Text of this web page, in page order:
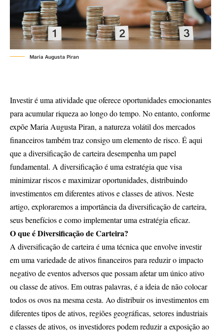
Maria Augusta Piran
Investir é uma atividade que oferece oportunidades emocionantes
para acumular riqueza ao longo do tempo. No entanto, conforme
expõe Maria Augusta Piran, a natureza volátil dos mercados
financeiros também traz consigo um elemento de risco. É aqui
que a diversificação de carteira desempenha um papel
fundamental. A diversificação é uma estratégia que visa
minimizar riscos e maximizar oportunidades, distribuindo
investimentos em diferentes ativos e classes de ativos. Neste
artigo, exploraremos a importância da diversificação de carteira,
seus benefícios e como implementar uma estratégia eficaz.
O que é Diversificação de Carteira?
A diversificação de carteira é uma técnica que envolve investir
em uma variedade de ativos financeiros para reduzir o impacto
negativo de eventos adversos que possam afetar um único ativo
ou classe de ativos. Em outras palavras, é a ideia de não colocar
todos os ovos na mesma cesta. Ao distribuir os investimentos em
diferentes tipos de ativos, regiões geográficas, setores industriais
e classes de ativos, os investidores podem reduzir a exposição ao